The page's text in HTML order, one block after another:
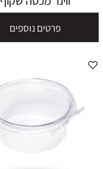
פרטים נוספים